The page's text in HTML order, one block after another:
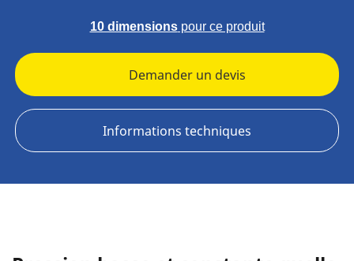
10 dimensionspour ce produit
Demander un devis
Informations techniques